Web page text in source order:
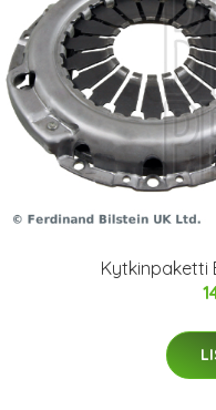
Kytkinpaketti